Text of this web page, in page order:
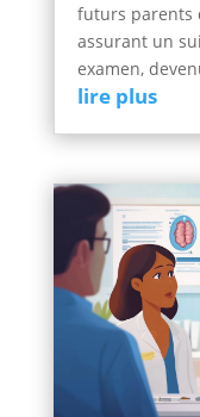
futurs parents
assurant un
examen,
lire plus